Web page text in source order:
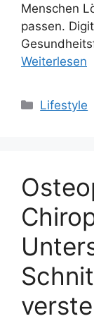
Menschen
passen.
Weiterlesen
Kategorien
Lifestyle